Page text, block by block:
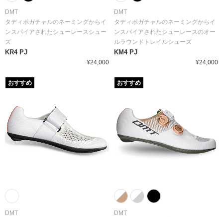
DMT
タディポガチャルのネーミングからイ
ンスパイアされたシューレースシュー
ズ
KR4 PJ
¥24,000
DMT
タディポガチャルのネーミングからイ
ンスパイアされたシューレースのオー
ルラウンドトレイルシューズ
KM4 PJ
¥24,000
DMT
おすすめ
DMT
おすすめ